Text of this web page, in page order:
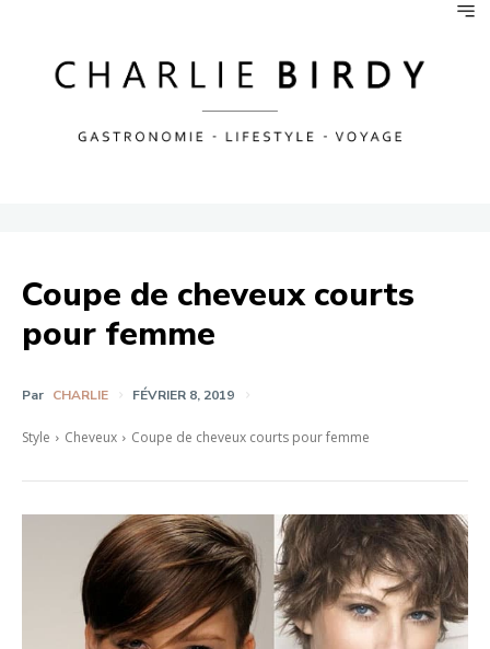
Coupe de cheveux courts
pour femme
Par CHARLIE FÉVRIER 8, 2019
Style Cheveux Coupe de cheveux courts pour femme